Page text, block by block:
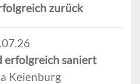
zurück
erfolgreich saniert
Keienburg